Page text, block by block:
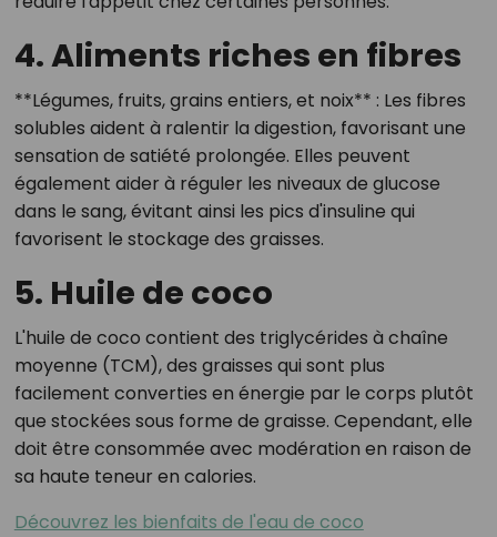
4. Aliments riches en fibres
**Légumes, fruits, grains entiers, et noix** : Les fibres
solubles aident à ralentir la digestion, favorisant une
sensation de satiété prolongée. Elles peuvent
également aider à réguler les niveaux de glucose
dans le sang, évitant ainsi les pics d'insuline qui
favorisent le stockage des graisses.
5. Huile de coco
L'huile de coco contient des triglycérides à chaîne
moyenne (TCM), des graisses qui sont plus
facilement converties en énergie par le corps plutôt
que stockées sous forme de graisse. Cependant, elle
doit être consommée avec modération en raison de
sa haute teneur en calories.
Découvrez les bienfaits de l'eau de coco